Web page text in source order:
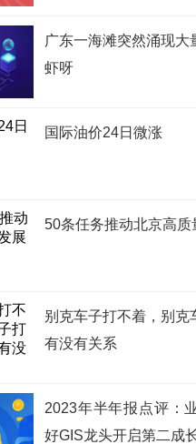
广东一海滩突然涌现
虾呀
国际油价24日微涨
50条任务推动北京高质
别克车子打不着，别克
有没有关系
2023年半年报点评：
好GIS龙头开启第二成